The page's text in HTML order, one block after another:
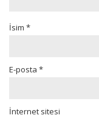
İsim *
E-posta *
İnternet sitesi